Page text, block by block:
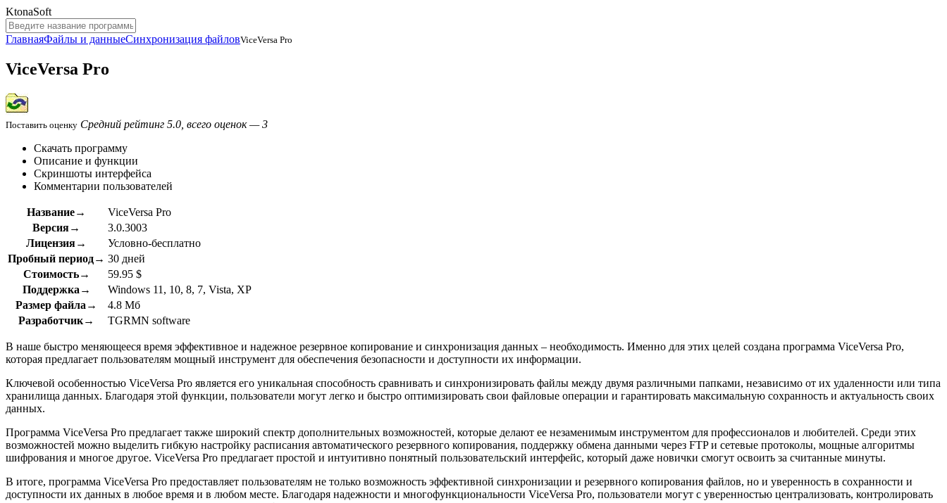
KtonaSoft
ГлавнаяФайлы и данныеСинхронизация файловViceVersa Pro
ViceVersa Pro
Поставить оценку Средний рейтинг 5.0, всего оценок — 3
Скачать программу
Описание и функции
Скриншоты интерфейса
Комментарии пользователей
Название→
ViceVersa Pro
Версия→
3.0.3003
Лицензия→
Условно-бесплатно
Пробный период→ 30 дней
Стоимость→
59.95 $
Поддержка→
Windows 11, 10, 8, 7, Vista, XP
Размер файла→
4.8 Мб
Разработчик→
TGRMN software
В наше быстро меняющееся время эффективное и надежное резервное копирование и синхронизация данных – необходимость. Именно для этих целей создана программа ViceVersa Pro,
которая предлагает пользователям мощный инструмент для обеспечения безопасности и доступности их информации.
Ключевой особенностью ViceVersa Pro является его уникальная способность сравнивать и синхронизировать файлы между двумя различными папками, независимо от их удаленности или типа
хранилища данных. Благодаря этой функции, пользователи могут легко и быстро оптимизировать свои файловые операции и гарантировать максимальную сохранность и актуальность своих
данных.
Программа ViceVersa Pro предлагает также широкий спектр дополнительных возможностей, которые делают ее незаменимым инструментом для профессионалов и любителей. Среди этих
возможностей можно выделить гибкую настройку расписания автоматического резервного копирования, поддержку обмена данными через FTP и сетевые протоколы, мощные алгоритмы
шифрования и многое другое. ViceVersa Pro предлагает простой и интуитивно понятный пользовательский интерфейс, который даже новички смогут освоить за считанные минуты.
В итоге, программа ViceVersa Pro предоставляет пользователям не только возможность эффективной синхронизации и резервного копирования файлов, но и уверенность в сохранности и
доступности их данных в любое время и в любом месте. Благодаря надежности и многофункциональности ViceVersa Pro, пользователи могут с уверенностью централизовать, контролировать